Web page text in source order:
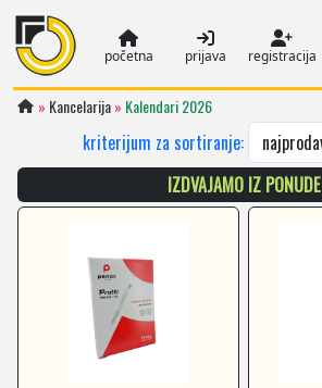
početna prijava registracija
» Kancelarija» Kalendari 2026
kriterijum za sortiranje:
IZDVAJAMO IZ PONUDE